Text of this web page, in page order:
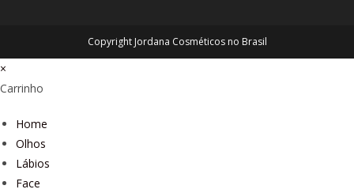
Copyright Jordana Cosméticos no Brasil
×
Carrinho
Home
Olhos
Lábios
Face